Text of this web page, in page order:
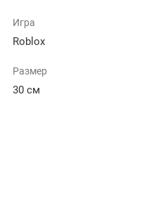
Игра
Roblox
Размер
30 см